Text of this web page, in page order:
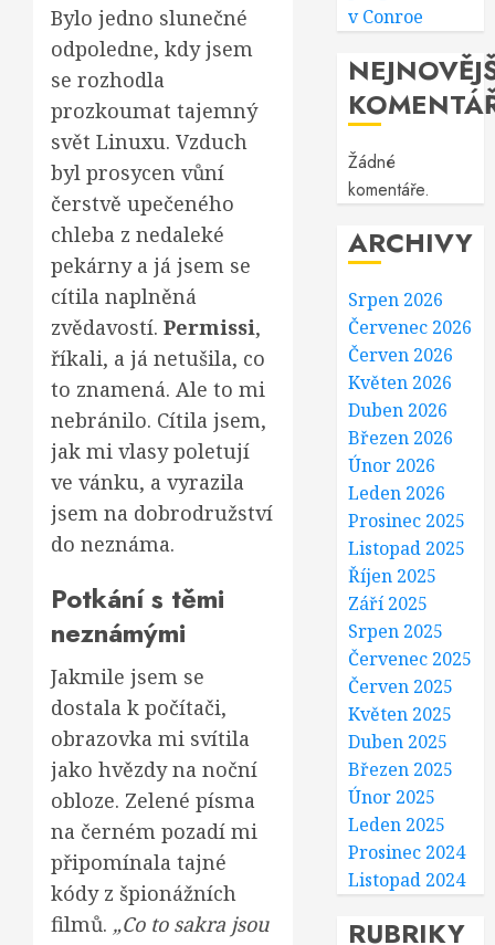
Bylo jedno slunečné
odpoledne, kdy jsem
se rozhodla
prozkoumat tajemný
svět Linuxu. Vzduch
byl prosycen vůní
čerstvě upečeného
chleba z nedaleké
pekárny a já jsem se
cítila naplněná
zvědavostí. Permissi,
říkali, a já netušila, co
to znamená. Ale to mi
nebránilo. Cítila jsem,
jak mi vlasy poletují
ve vánku, a vyrazila
jsem na dobrodružství
do neznáma.
Potkání s těmi
neznámými
Jakmile jsem se
dostala k počítači,
obrazovka mi svítila
jako hvězdy na noční
obloze. Zelené písma
na černém pozadí mi
připomínala tajné
kódy z špionážních
filmů. „Co to sakra jsou
v Conroe
Žádné
komentáře.
ARCHIVY
Srpen 2026
Červenec 2026
Červen 2026
Květen 2026
Duben 2026
Březen 2026
Únor 2026
Leden 2026
Prosinec 2025
Listopad 2025
Říjen 2025
Září 2025
Srpen 2025
Červenec 2025
Červen 2025
Květen 2025
Duben 2025
Březen 2025
Únor 2025
Leden 2025
Prosinec 2024
Listopad 2024
RUBRIKY